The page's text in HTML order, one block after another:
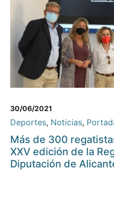
30/06/2021
Deportes, Noticias,
Más de 300
XXV edición de la
Diputación de